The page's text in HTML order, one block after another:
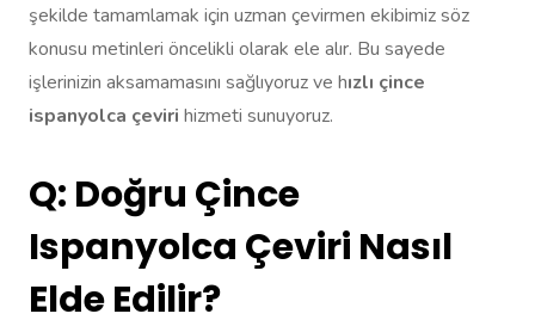
şekilde tamamlamak için uzman çevirmen ekibimiz söz
konusu metinleri öncelikli olarak ele alır. Bu sayede
işlerinizin aksamamasını sağlıyoruz ve hızlı çince
ispanyolca çeviri hizmeti sunuyoruz.
Q: Doğru Çince
Ispanyolca Çeviri Nasıl
Elde Edilir?